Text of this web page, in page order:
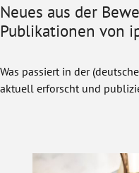
Neues aus der
Publikationen von
Was passiert in der
aktuell erforscht und